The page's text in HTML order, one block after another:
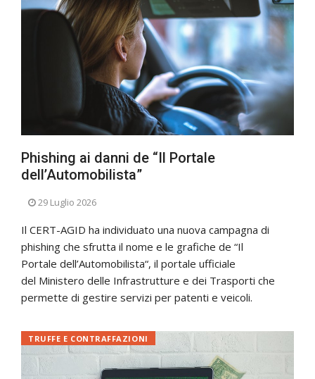
Phishing ai danni de “Il Portale
dell’Automobilista”
29 Luglio 2026
Il CERT-AGID ha individuato una nuova campagna di
phishing che sfrutta il nome e le grafiche de “Il
Portale dell’Automobilista“, il portale ufficiale
del Ministero delle Infrastrutture e dei Trasporti che
permette di gestire servizi per patenti e veicoli.
TRUFFE E CONTRAFFAZIONI